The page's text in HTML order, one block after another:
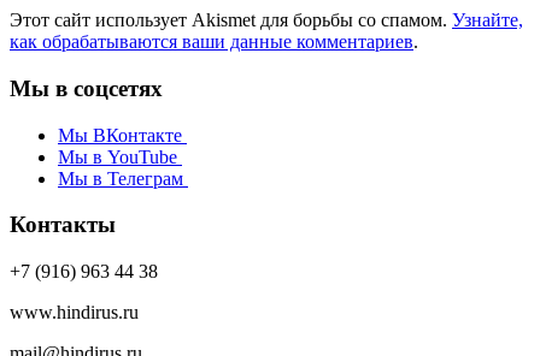
Этот сайт использует Akismet для борьбы со спамом. Узнайте,
как обрабатываются ваши данные комментариев.
Мы в соцсетях
Мы ВКонтакте
Мы в YouTube
Мы в Телеграм
Контакты
+7 (916) 963 44 38
www.hindirus.ru